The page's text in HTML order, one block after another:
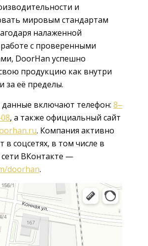
и
мировым стандартам
налаженной
с проверенными
DoorHan успешно
продукцию как внутри
за её пределы.
включают телефон: 8‒
, а также официальный сайт
. Компания активно
в соцсетях, в том числе в
ВКонтакте —
doorhan.